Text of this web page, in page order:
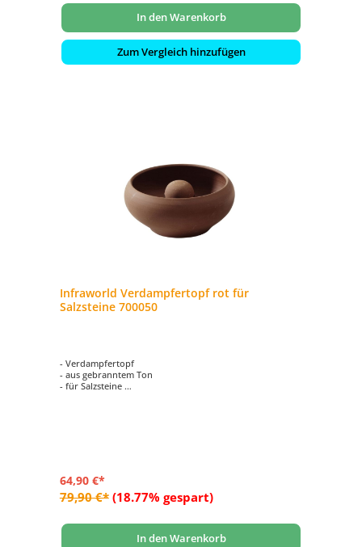
In den Warenkorb
Zum Vergleich hinzufügen
Infraworld Verdampfertopf rot für
Salzsteine 700050
- Verdampfertopf
- aus gebranntem Ton
- für Salzsteine
64,90 €*
79,90 €* (18.77% gespart)
In den Warenkorb